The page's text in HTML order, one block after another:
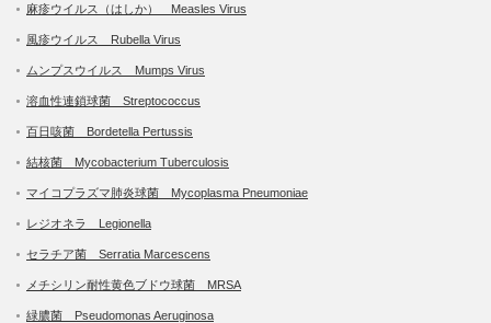
麻疹ウイルス（はしか） Measles Virus
風疹ウイルス Rubella Virus
ムンプスウイルス Mumps Virus
溶血性連鎖球菌 Streptococcus
百日咳菌 Bordetella Pertussis
結核菌 Mycobacterium Tuberculosis
マイコプラズマ肺炎球菌 Mycoplasma Pneumoniae
レジオネラ Legionella
セラチア菌 Serratia Marcescens
メチシリン耐性黄色ブドウ球菌 MRSA
緑膿菌 Pseudomonas Aeruginosa